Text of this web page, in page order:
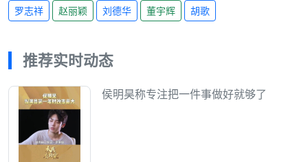
罗志祥
赵丽颖 刘德华 董宇辉 胡歌
推荐实时动态
侯明昊称专注把一件事做好就够了